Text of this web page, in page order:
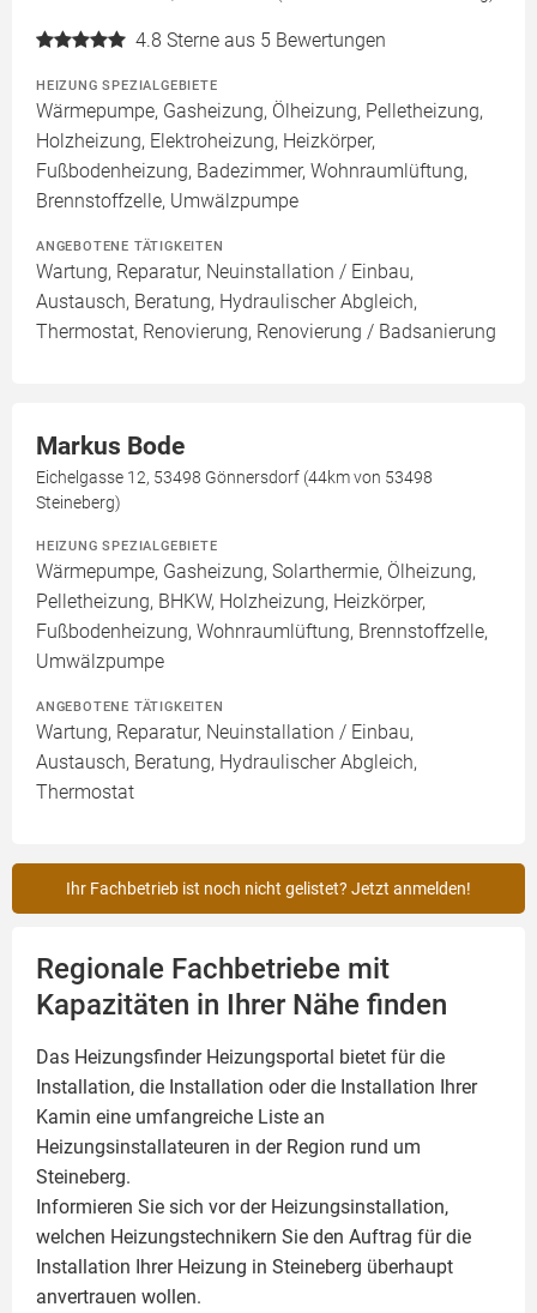
4.8 Sterne aus 5 Bewertungen
HEIZUNG SPEZIALGEBIETE
Wärmepumpe, Gasheizung, Ölheizung, Pelletheizung,
Holzheizung, Elektroheizung, Heizkörper,
Fußbodenheizung, Badezimmer, Wohnraumlüftung,
Brennstoffzelle, Umwälzpumpe
ANGEBOTENE TÄTIGKEITEN
Wartung, Reparatur, Neuinstallation / Einbau,
Austausch, Beratung, Hydraulischer Abgleich,
Thermostat, Renovierung, Renovierung / Badsanierung
Markus Bode
Eichelgasse 12, 53498 Gönnersdorf (44km von 53498
Steineberg)
HEIZUNG SPEZIALGEBIETE
Wärmepumpe, Gasheizung, Solarthermie, Ölheizung,
Pelletheizung, BHKW, Holzheizung, Heizkörper,
Fußbodenheizung, Wohnraumlüftung, Brennstoffzelle,
Umwälzpumpe
ANGEBOTENE TÄTIGKEITEN
Wartung, Reparatur, Neuinstallation / Einbau,
Austausch, Beratung, Hydraulischer Abgleich,
Thermostat
Ihr Fachbetrieb ist noch nicht gelistet? Jetzt anmelden!
Regionale Fachbetriebe mit
Kapazitäten in Ihrer Nähe finden
Das Heizungsfinder Heizungsportal bietet für die
Installation, die Installation oder die Installation Ihrer
Kamin eine umfangreiche Liste an
Heizungsinstallateuren in der Region rund um
Steineberg.
Informieren Sie sich vor der Heizungsinstallation,
welchen Heizungstechnikern Sie den Auftrag für die
Installation Ihrer Heizung in Steineberg überhaupt
anvertrauen wollen.